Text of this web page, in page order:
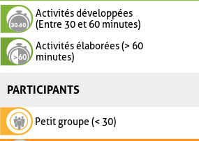
Activités développées
(Entre 30 et 60 minutes)
Activités élaborées (> 60
minutes)
PARTICIPANTS
Petit groupe (< 30)